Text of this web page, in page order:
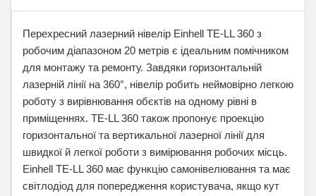
Перехресний лазерний нівелір Einhell TE-LL 360 з
робочим діапазоном 20 метрів є ідеальним помічником
для монтажу та ремонту. Завдяки горизонтальній
лазерній лінії на 360°, нівелір робить неймовірно легкою
роботу з вирівнювання обєктів на одному рівні в
приміщеннях. TE-LL 360 також пропонує проекцію
горизонтальної та вертикальної лазерної лінії для
швидкої й легкої роботи з вимірювання робочих місць.
Einhell TE-LL 360 має функцію самонівелювання та має
світлодіод для попередження користувача, якщо кут